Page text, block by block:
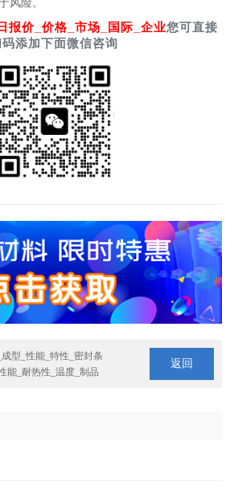
风险。
报价_价格_市场_国际_企业您可直接
码添加下面微信咨询
型_性能_特性_密封条
能_耐热性_温度_制品
返回